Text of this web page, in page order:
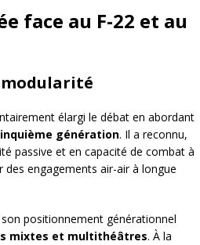
face au F-22 et au
modularité
élargi le débat en abordant
génération. Il a reconnu,
passive et en capacité de combat à
des engagements air-air à longue
positionnement générationnel
mixtes et multithéâtres. À la